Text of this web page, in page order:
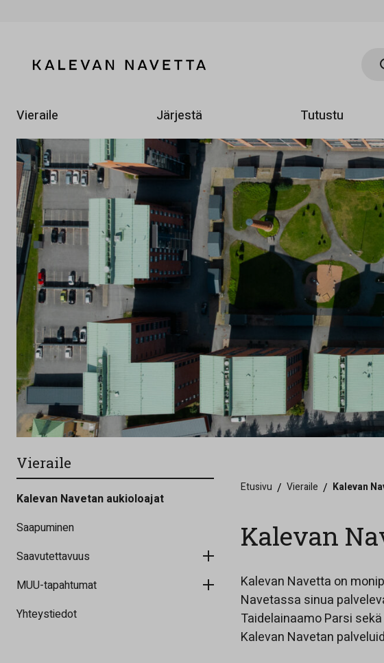
Vieraile Järjestä Tutustu
Vieraile
Kalevan Navetan aukioloajat
Saapuminen
Saavutettavuus
MUU-tapahtumat
Yhteystiedot
Etusivu / Vieraile / Kalevan
Kalevan
Kalevan Navetta on
Navetassa sinua
Taidelainaamo Parsi
Kalevan Navetan